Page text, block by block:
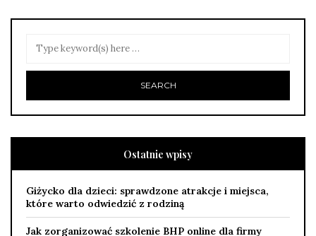
Ostatnie wpisy
Giżycko dla dzieci: sprawdzone atrakcje i miejsca,
które warto odwiedzić z rodziną
Jak zorganizować szkolenie BHP online dla firmy